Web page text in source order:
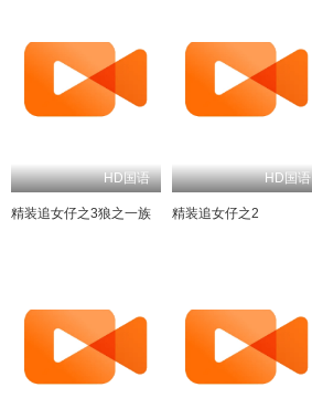
HD国语
精装追女仔之3狼之一族
HD国语
精装追女仔之2